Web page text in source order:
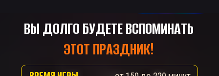
ВЫ ДОЛГО БУДЕТЕ ВСПОМИНАТЬ
ЭТОТ ПРАЗДНИК!